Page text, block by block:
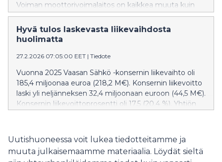
Voiman moottorivoimalaitos on kaikkea muuta kuin
aprillipila. Vaasan Sähkön mukaan se on yksi tärkeä osa
voimakkaasti vaihtelevan sähkömarkkinan
vakauttamista. Yhtiöllä onkin iso rooli laitoksen
Hyvä tulos laskevasta liikevaihdosta
huolimatta
27.2.2026 07:05:00 EET | Tiedote
Vuonna 2025 Vaasan Sähkö -konsernin liikevaihto oli
185,4 miljoonaa euroa (218,2 M€). Konsernin liikevoitto
laski yli neljänneksen 32,4 miljoonaan euroon (44,5 M€).
Konsernin liikevoittoprosentti oli 17,5 (20,4 %). Yhtiön
18,5 miljoonaa euroa (37,2 M€).
Uutishuoneessa voit lukea tiedotteitamme ja
muuta julkaisemaamme materiaalia. Löydät sieltä